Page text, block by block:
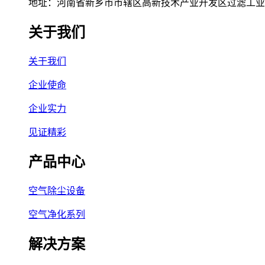
地址：河南省新乡市市辖区高新技术产业开发区过滤工
关于我们
关于我们
企业使命
企业实力
见证精彩
产品中心
空气除尘设备
空气净化系列
解决方案